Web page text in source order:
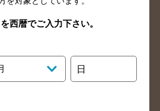
索
青森県のバー検索
索
宮城県のバー検索
西暦でご入力下さい。
日